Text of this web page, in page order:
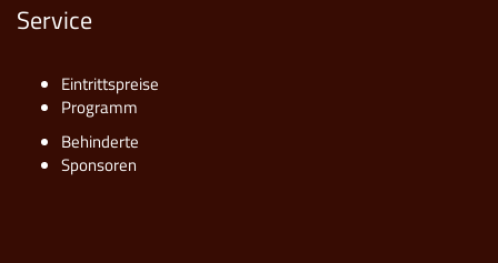
Service
Eintrittspreise
Programm
Behinderte
Sponsoren